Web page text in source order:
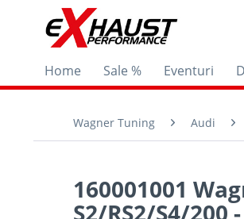
Home Sale % Eventuri
Wagner Tuning Audi
160001001
S2/RS2/S4/200